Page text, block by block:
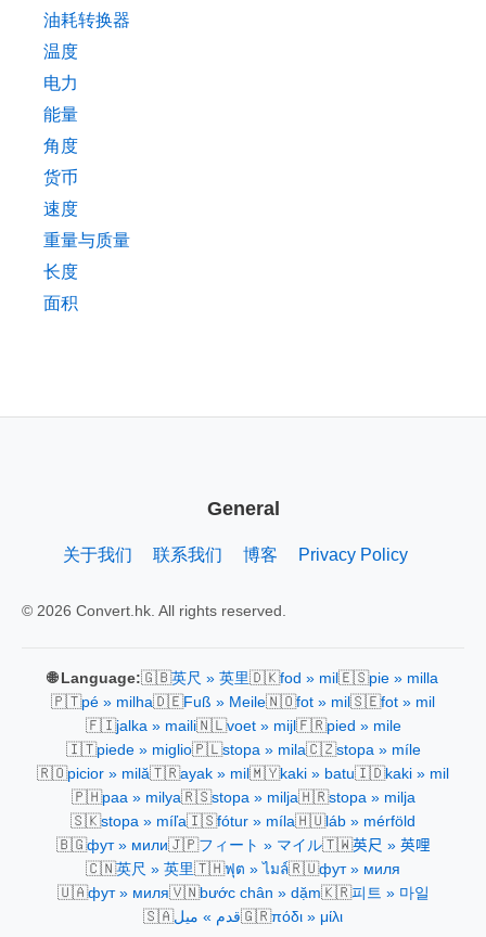
油耗转换器
温度
电力
能量
角度
货币
速度
重量与质量
长度
面积
General
关于我们 联系我们 博客 Privacy Policy
© 2026 Convert.hk. All rights reserved.
🌐 Language:🇬🇧英尺 » 英里🇩🇰fod » mil 🇪🇸pie » milla
🇵🇹pé » milha🇩🇪Fuß » Meile🇳🇴fot » mil 🇸🇪fot » mil
🇫🇮jalka » maili🇳🇱voet » mijl🇫🇷pied » mile
🇮🇹piede » miglio🇵🇱stopa » mila🇨🇿stopa » míle
🇷🇴picior » milă🇹🇷ayak » mil 🇲🇾kaki » batu🇮🇩kaki » mil
🇵🇭paa » milya🇷🇸stopa » milja🇭🇷stopa » milja
🇸🇰stopa » míľa🇮🇸fótur » míla🇭🇺láb » mérföld
🇧🇬фут » мили🇯🇵フィート » マイル🇹🇼英尺 » 英哩
🇨🇳英尺 » 英里🇹🇭ฟุต » ไมล์🇷🇺фут » миля
🇺🇦фут » миля🇻🇳bước chân » dặm🇰🇷피트 » 마일
🇸🇦قدم » ميل🇬🇷πόδι » μίλι